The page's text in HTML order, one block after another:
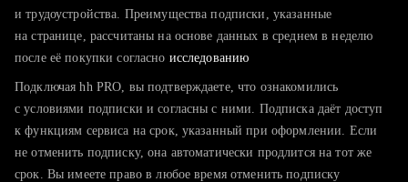
тратите много времени на поиск и вручную поднимаете
хотите сравнить себя с конкурентами и оценить шансы
и трудоустройства. Преимущества подписки, указанные
на странице, рассчитаны на основе данных в среднем в неделю
после её покупки согласно исследованию
Подключая hh PRO, вы подтверждаете, что ознакомились
с условиями подписки и согласны с ними. Подписка даёт доступ
к функциям сервиса на срок, указанный при оформлении. Если
не отменить подписку, она автоматически продлится на тот же
срок. Вы имеете право в любое время отменить подписку